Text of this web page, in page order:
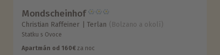
Mondscheinhof
Christian Raffeiner Terlan (Bolzano a okolí)
Statku s Ovoce
Apartmán od 160€ za noc